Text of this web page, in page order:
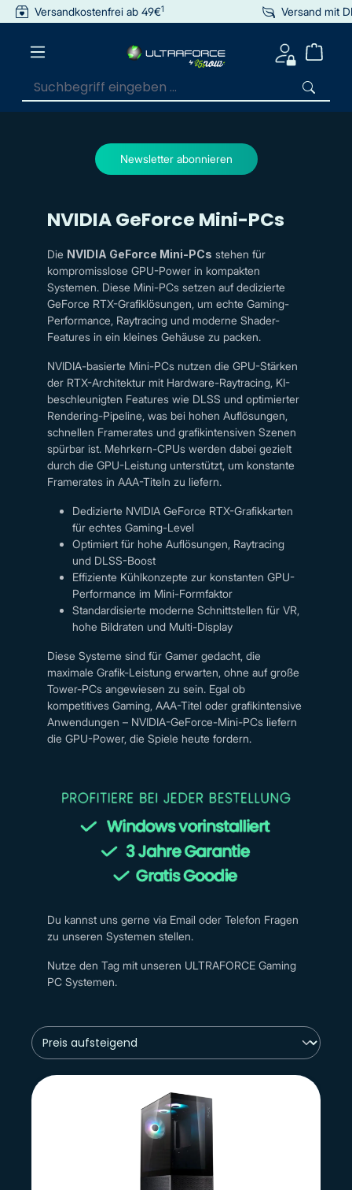
springen
Versandkostenfrei ab 49€1 Versand mit
Newsletter abonnieren
NVIDIA GeForce Mini-PCs
Die NVIDIA GeForce Mini-PCs stehen für
kompromisslose GPU-Power in kompakten
Systemen. Diese Mini-PCs setzen auf dedizierte
GeForce RTX-Grafiklösungen, um echte Gaming-
Performance, Raytracing und moderne Shader-
Features in ein kleines Gehäuse zu packen.
NVIDIA-basierte Mini-PCs nutzen die GPU-Stärken
der RTX-Architektur mit Hardware-Raytracing, KI-
beschleunigten Features wie DLSS und optimierter
Rendering-Pipeline, was bei hohen Auflösungen,
schnellen Framerates und grafikintensiven Szenen
spürbar ist. Mehrkern-CPUs werden dabei gezielt
durch die GPU-Leistung unterstützt, um konstante
Framerates in AAA-Titeln zu liefern.
Dedizierte NVIDIA GeForce RTX-Grafikkarten
für echtes Gaming-Level
Optimiert für hohe Auflösungen, Raytracing
und DLSS-Boost
Effiziente Kühlkonzepte zur konstanten GPU-
Performance im Mini-Formfaktor
Standardisierte moderne Schnittstellen für VR,
hohe Bildraten und Multi-Display
Diese Systeme sind für Gamer gedacht, die
maximale Grafik-Leistung erwarten, ohne auf große
Tower-PCs angewiesen zu sein. Egal ob
kompetitives Gaming, AAA-Titel oder grafikintensive
Anwendungen – NVIDIA-GeForce-Mini-PCs liefern
die GPU-Power, die Spiele heute fordern.
Du kannst uns gerne via Email oder Telefon Fragen
zu unseren Systemen stellen.
Nutze den Tag mit unseren ULTRAFORCE Gaming
PC Systemen.